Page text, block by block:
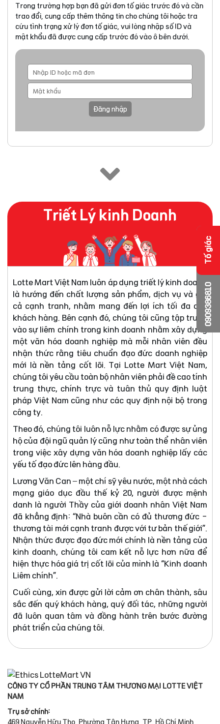
Trong trường hợp bạn đã gửi đơn tố giác trước đó và cần
trao đổi, cung cấp thêm thông tin cho chúng tôi hoặc tra
cứu tình trạng xử lý đơn tố giác, vui lòng nhập số ID và
mật khẩu đã được cung cấp trước đó vào ô bên dưới.
Đăng nhập
Triết Lý kinh Doanh
Lotte Mart Việt Nam luôn áp dụng triết lý kinh doanh
là hướng đến chất lượng sản phẩm, dịch vụ và giá
cả cạnh tranh, nhằm mang đến lợi ích tối đa cho
khách hàng. Bên cạnh đó, chúng tôi cũng tập trung
vào sự liêm chính trong kinh doanh nhằm xây dựng
một văn hóa doanh nghiệp mà mỗi nhân viên đều
nhận thức rằng tiêu chuẩn đạo đức doanh nghiệp
mới là nền tảng cốt lõi. Tại Lotte Mart Việt Nam,
chúng tôi yêu cầu toàn bộ nhân viên phải đề cao tính
trung thực, chính trực và tuân thủ quy định luật
pháp Việt Nam cũng như các quy định nội bộ trong
công ty.
Theo đó, chúng tôi luôn nỗ lực nhằm có được sự ủng
hộ của đội ngũ quản lý cũng như toàn thể nhân viên
trong việc xây dựng văn hóa doanh nghiệp lấy các
yếu tố đạo đức lên hàng đầu.
Lương Văn Can – một chí sỹ yêu nước, một nhà cách
mạng giáo dục đầu thế kỷ 20, người được mệnh
danh là người Thầy của giới doanh nhân Việt Nam
đã khẳng định: “Nhà buôn cần có đủ thương đức -
thương tài mới cạnh tranh được với tư bản thế giới”.
Nhận thức được đạo đức mới chính là nền tảng của
kinh doanh, chúng tôi cam kết nỗ lực hơn nữa để
hiện thực hóa giá trị cốt lõi của mình là “Kinh doanh
Liêm chính”.
Cuối cùng, xin được gửi lời cảm ơn chân thành, sâu
sắc đến quý khách hàng, quý đối tác, những người
đã luôn quan tâm và đồng hành trên bước đường
phát triển của chúng tôi.
CÔNG TY CỔ PHẦN TRUNG TÂM THƯƠNG MẠI LOTTE VIỆT
NAM
Trụ sở chính:
469 Nguyễn Hữu Thọ, Phường Tân Hưng, TP. Hồ Chí Minh
0909386810
Tố giác